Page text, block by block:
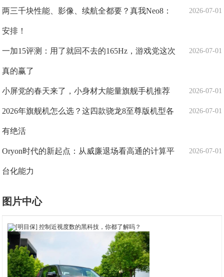
2026-07-01
两三千块性能、影像、续航全都要？真我Neo8：
安排！
2026-07-01
一加15评测：用了就回不去的165Hz，游戏党这次
真的赢了
2026-07-01
小屏党的春天来了，小身材大能量旗舰手机推荐
2026-07-01
2026年旗舰机怎么选？这四款骁龙8至尊版机型各
有绝活
2026-07-01
Oryon时代的新起点：从威廉退场看高通的计算平
台化能力
图片中心